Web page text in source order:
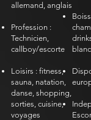
allemand, anglais
Profession :
Technicien,
callboy/escorte
Loisirs : fitness,
sauna, natation,
danse, shopping,
sorties, cuisine,
voyages
blanc